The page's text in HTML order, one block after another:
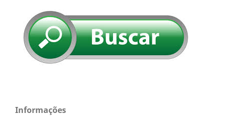
Informações